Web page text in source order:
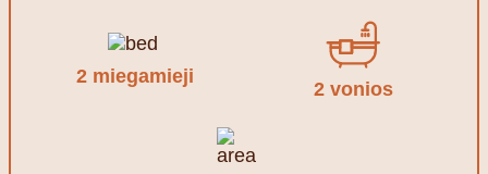
2 miegamieji
2 vonios